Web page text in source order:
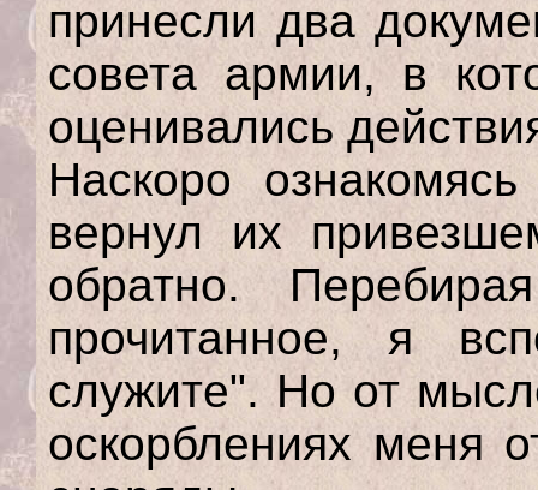
принесли два
совета армии, в
оценивались
Наскоро
вернул их
обратно.
прочитанное, я
служите". Но от
оскорблениях меня